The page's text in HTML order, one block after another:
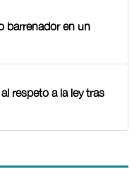
barrenador en un
respeto a la ley tras